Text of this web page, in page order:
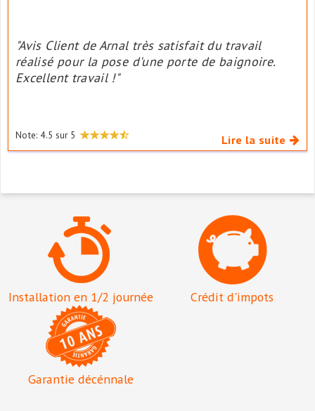
"Avis Client de Arnal très satisfait du travail
réalisé pour la pose d'une porte de baignoire.
Excellent travail !"
Note: 4.5 sur 5 Lire la suite
Installation en 1/2 journée Crédit d'impots
Garantie décénnale